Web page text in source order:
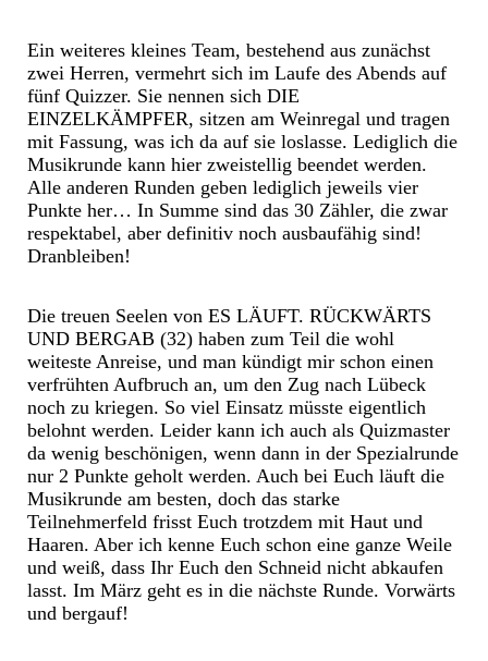
Ein weiteres kleines Team, bestehend aus zunächst
zwei Herren, vermehrt sich im Laufe des Abends auf
fünf Quizzer. Sie nennen sich DIE
EINZELKÄMPFER, sitzen am Weinregal und tragen
mit Fassung, was ich da auf sie loslasse. Lediglich die
Musikrunde kann hier zweistellig beendet werden.
Alle anderen Runden geben lediglich jeweils vier
Punkte her… In Summe sind das 30 Zähler, die zwar
respektabel, aber definitiv noch ausbaufähig sind!
Dranbleiben!
Die treuen Seelen von ES LÄUFT. RÜCKWÄRTS
UND BERGAB (32) haben zum Teil die wohl
weiteste Anreise, und man kündigt mir schon einen
verfrühten Aufbruch an, um den Zug nach Lübeck
noch zu kriegen. So viel Einsatz müsste eigentlich
belohnt werden. Leider kann ich auch als Quizmaster
da wenig beschönigen, wenn dann in der Spezialrunde
nur 2 Punkte geholt werden. Auch bei Euch läuft die
Musikrunde am besten, doch das starke
Teilnehmerfeld frisst Euch trotzdem mit Haut und
Haaren. Aber ich kenne Euch schon eine ganze Weile
und weiß, dass Ihr Euch den Schneid nicht abkaufen
lasst. Im März geht es in die nächste Runde. Vorwärts
und bergauf!